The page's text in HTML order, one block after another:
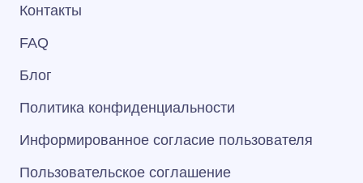
Контакты
FAQ
Блог
Политика конфиденциальности
Информированное согласие пользователя
Пользовательское соглашение